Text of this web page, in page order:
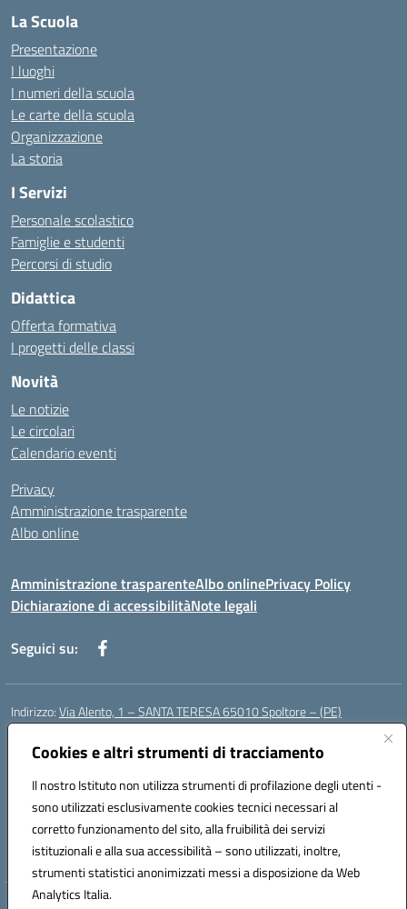
Cookies e altri strumenti di tracciamento
Il nostro Istituto non utilizza strumenti di profilazione degli utenti -
sono utilizzati esclusivamente cookies tecnici necessari al
corretto funzionamento del sito, alla fruibilità dei servizi
istituzionali e alla sua accessibilità – sono utilizzati, inoltre,
strumenti statistici anonimizzati messi a disposizione da Web
Analytics Italia.
La Scuola
Presentazione
I luoghi
I numeri della scuola
Le carte della scuola
Organizzazione
La storia
I Servizi
Personale scolastico
Famiglie e studenti
Percorsi di studio
Didattica
Offerta formativa
I progetti delle classi
Novità
Le notizie
Le circolari
Calendario eventi
Privacy
Amministrazione trasparente
Albo online
Amministrazione trasparenteAlbo onlinePrivacy Policy
Dichiarazione di accessibilitàNote legali
Seguici su:
Indirizzo:Via Alento, 1 – SANTA TERESA 65010 Spoltore – (PE)
Centralino:
Posta elettronica certificata (PEC):peee052003@pec.istruzione.it
Codice fiscale: 80006490686
Codice meccanografico:peee052003
Codice Indice delle Pubbliche Amministrazioni (IPA): istsc_peee052003
Codice unico di fatturazione (CUF): UF01MF